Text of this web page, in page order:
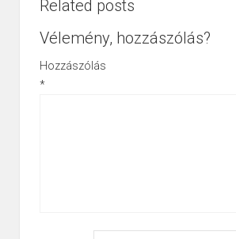
Related posts
Vélemény, hozzászólás?
Hozzászólás
*